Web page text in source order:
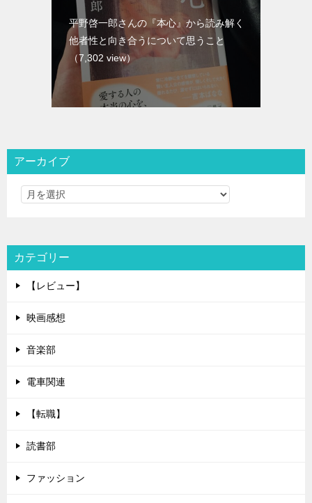
平野啓一郎さんの『本心』から読み解く
他者性と向き合うについて思うこと
（7,302 view）
アーカイブ
カテゴリー
【レビュー】
映画感想
音楽部
電車関連
【転職】
読書部
ファッション